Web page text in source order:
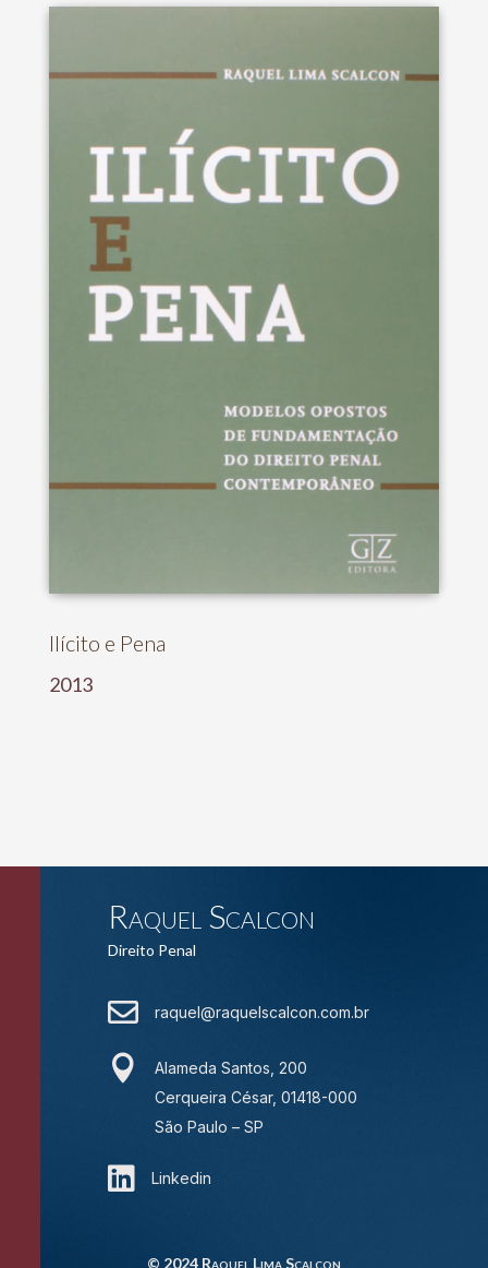
Ilícito e Pena
2013
Raquel Scalcon
Direito Penal
 raquel@raquelscalcon.com.br

Alameda Santos, 200
Cerqueira César, 01418-000
São Paulo – SP
 Linkedin
© 2024 Raquel Lima Scalcon